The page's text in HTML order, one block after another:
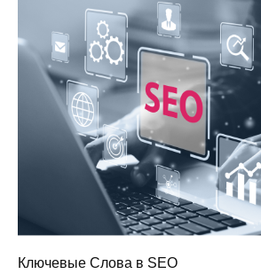
Ключевые Слова в SEO